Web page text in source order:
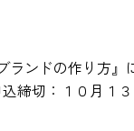
ンドの作り方
締切：１０月１